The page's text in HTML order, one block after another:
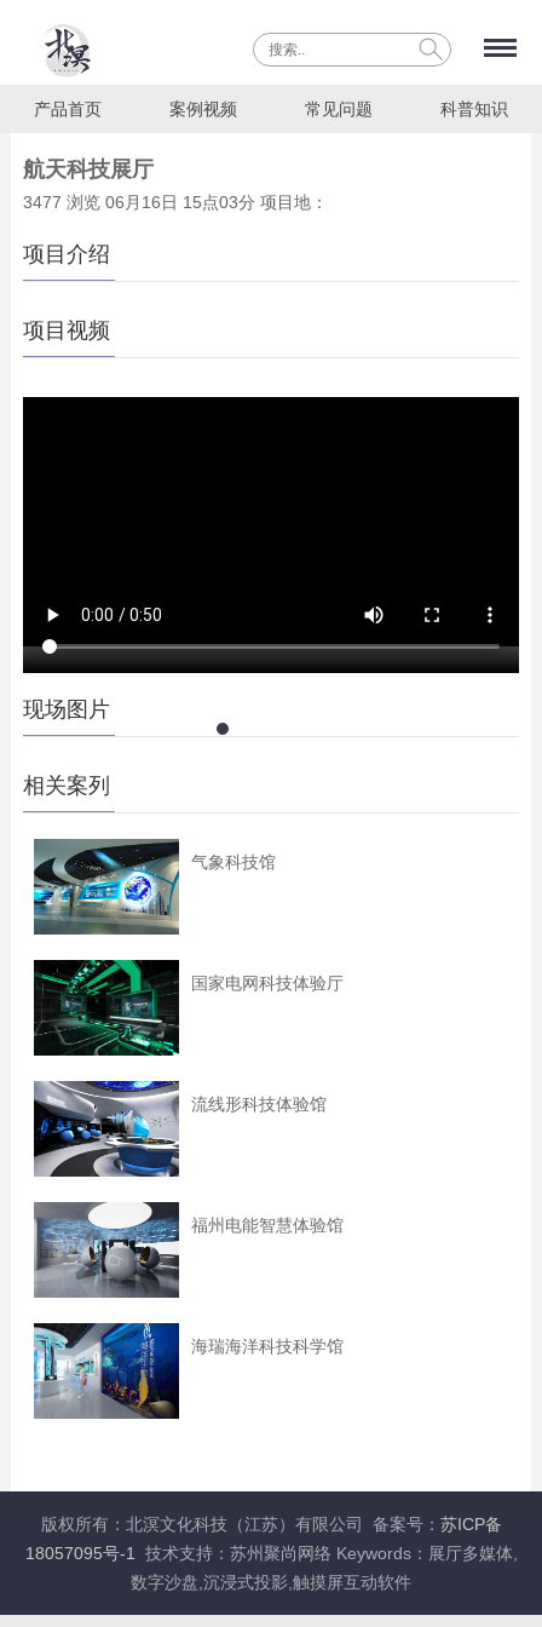
产品首页 案例视频 常见问题 科普知识
航天科技展厅
3477 浏览 06月16日 15点03分 项目地：
项目介绍
项目视频
现场图片
相关案列
气象科技馆
国家电网科技体验厅
流线形科技体验馆
福州电能智慧体验馆
海瑞海洋科技科学馆
版权所有：北溟文化科技（江苏）有限公司 备案号： 苏ICP备
18057095号-1
技术支持：苏州聚尚网络 Keywords：展厅多媒体,
数字沙盘,沉浸式投影,触摸屏互动软件